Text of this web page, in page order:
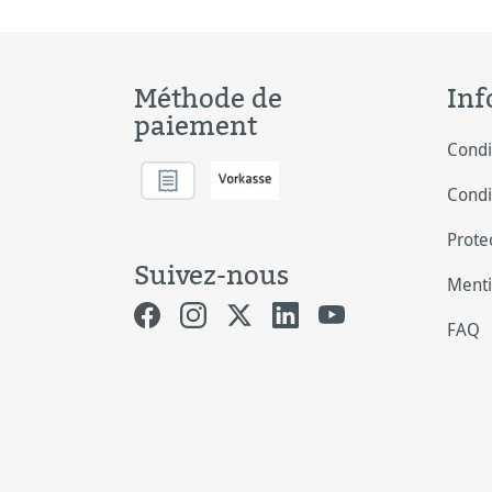
Méthode de
paiement
Suivez-nous
FAQ